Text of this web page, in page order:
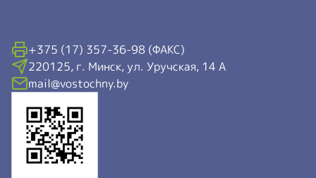
+375 (17) 357-36-98 (ФАКС)
220125, г. Минск, ул. Уручская, 14 А
mail@vostochny.by